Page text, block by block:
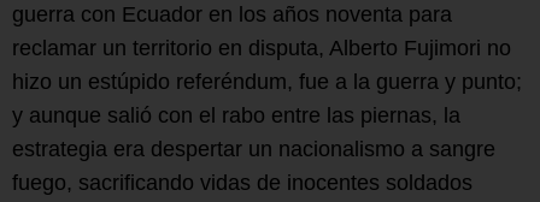
guerra con Ecuador en los años noventa para
reclamar un territorio en disputa, Alberto Fujimori no
hizo un estúpido referéndum, fue a la guerra y punto;
y aunque salió con el rabo entre las piernas, la
estrategia era despertar un nacionalismo a sangre
fuego, sacrificando vidas de inocentes soldados